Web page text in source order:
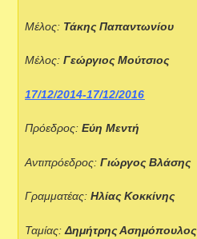
Μέλος: Τάκης Παπαντωνίου
Μέλος: Γεώργιος Μούτσιος
17/12/2014-17/12/2016
Πρόεδρος:Εύη Μεντή
Αντιπρόεδρος:Γιώργος Βλάσης
Γραμματέας:Ηλίας Κοκκίνης
Ταμίας:Δημήτρης Ασημόπουλος